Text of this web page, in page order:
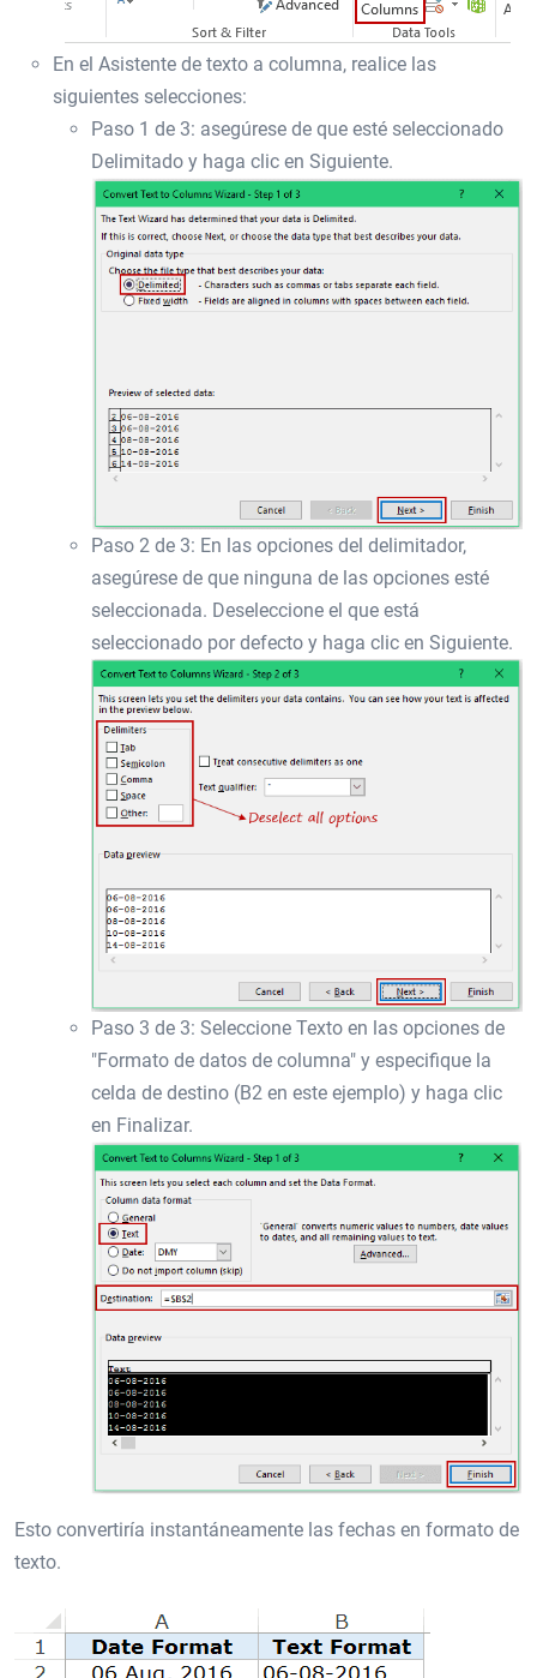
En el Asistente de texto a columna, realice las
siguientes selecciones:
Paso 1 de 3: asegúrese de que esté seleccionado
Delimitado y haga clic en Siguiente.
Paso 2 de 3: En las opciones del delimitador,
asegúrese de que ninguna de las opciones esté
seleccionada. Deseleccione el que está
seleccionado por defecto y haga clic en Siguiente.
Paso 3 de 3: Seleccione Texto en las opciones de
"Formato de datos de columna" y especifique la
celda de destino (B2 en este ejemplo) y haga clic
en Finalizar.
Esto convertiría instantáneamente las fechas en formato de
texto.